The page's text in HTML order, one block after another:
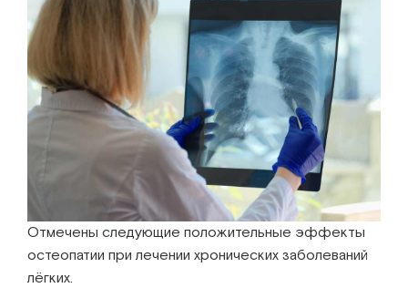
Отмечены следующие положительные эффекты
остеопатии при лечении хронических заболеваний
лёгких.